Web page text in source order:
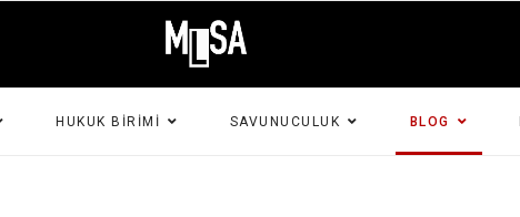
HUKUK BIRIMI SAVUNUCULUK BLOG